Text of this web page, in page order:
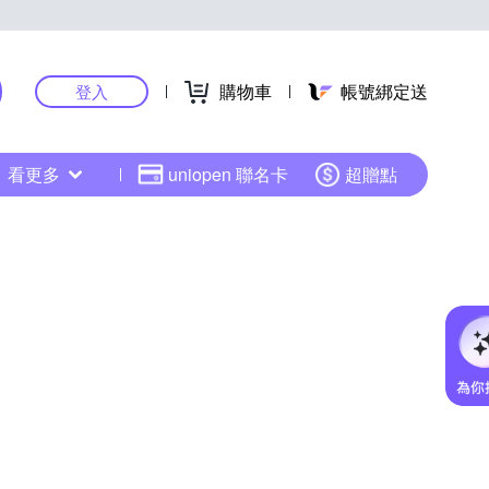
登入 購物車 帳號綁定送
看更多 uniopen 聯名卡 超贈點